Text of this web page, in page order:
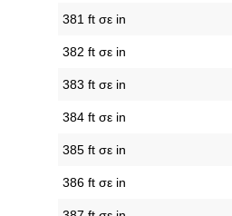
381 ft σε in
382 ft σε in
383 ft σε in
384 ft σε in
385 ft σε in
386 ft σε in